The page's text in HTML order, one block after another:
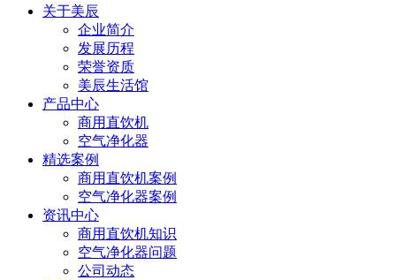
关于美辰
企业简介
发展历程
荣誉资质
美辰生活馆
产品中心
商用直饮机
空气净化器
精选案例
商用直饮机案例
空气净化器案例
资讯中心
商用直饮机知识
空气净化器问题
公司动态